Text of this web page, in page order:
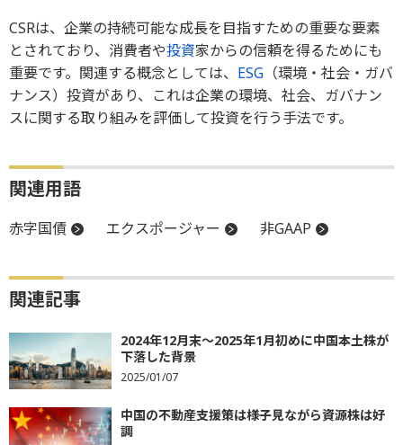
CSRは、企業の持続可能な成長を目指すための重要な要素
とされており、消費者や投資家からの信頼を得るためにも
重要です。関連する概念としては、 ESG （環境・社会・ガバ
ナンス）投資があり、これは企業の環境、社会、ガバナン
スに関する取り組みを評価して投資を行う手法です。
関連用語
赤字国債 エクスポージャー 非GAAP
関連記事
2024年12月末～2025年1月初めに中国本土株が
下落した背景
2025/01/07
中国の不動産支援策は様子見ながら資源株は好
調